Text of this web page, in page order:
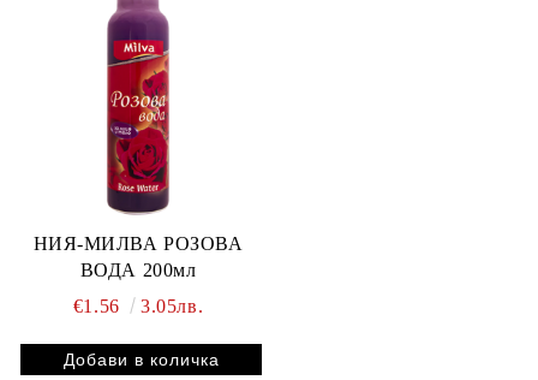
НИЯ-МИЛВА РОЗОВА
ВОДА 200мл
€1.56
3.05лв.